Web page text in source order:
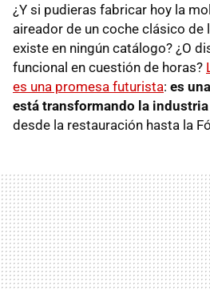
¿Y si pudieras fabricar hoy la
aireador de un coche clásico de
existe en ningún catálogo? ¿O
funcional en cuestión de horas?
es una promesa futurista: es
está transformando la
desde la restauración hasta la